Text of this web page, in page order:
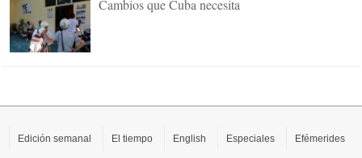
Cambios que Cuba necesita
Edición semanal El tiempo English Especiales Efémerides